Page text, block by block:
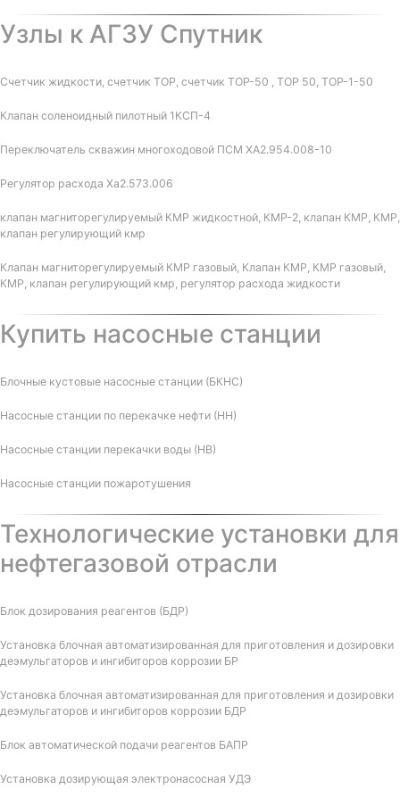
Узлы к АГЗУ Спутник
Счетчик жидкости, счетчик ТОР, счетчик ТОР-50 , ТОР 50, ТОР-1-50
Клапан соленоидный пилотный 1КСП-4
Переключатель скважин многоходовой ПСМ ХА2.954.008-10
Регулятор расхода Ха2.573.006
клапан магниторегулируемый КМР жидкостной, КМР-2, клапан КМР, КМР,
клапан регулирующий кмр
Клапан магниторегулируемый КМР газовый, Клапан КМР, КМР газовый,
КМР, клапан регулирующий кмр, регулятор расхода жидкости
Купить насосные станции
Блочные кустовые насосные станции (БКНС)
Насосные станции по перекачке нефти (НН)
Насосные станции перекачки воды (НВ)
Насосные станции пожаротушения
Технологические установки для
нефтегазовой отрасли
Блок дозирования реагентов (БДР)
Установка блочная автоматизированная для приготовления и дозировки
деэмульгаторов и ингибиторов коррозии БР
Установка блочная автоматизированная для приготовления и дозировки
деэмульгаторов и ингибиторов коррозии БДР
Блок автоматической подачи реагентов БАПР
Установка дозирующая электронасосная УДЭ